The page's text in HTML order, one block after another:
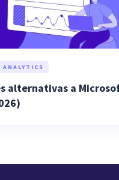
ANALYTICS
alternativas a